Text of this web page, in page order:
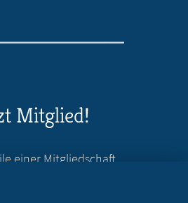
Mitglied!
einer Mitgliedschaft